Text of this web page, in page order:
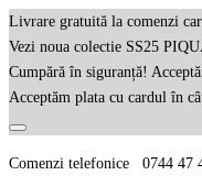
Livrare gratuită la comenzi
Vezi noua colectie SS25
Cumpără în siguranță!
Acceptăm plata cu cardul în
Comenzi telefonice 0744